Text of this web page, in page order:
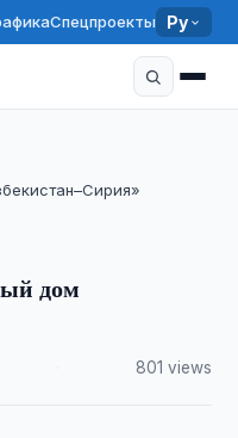
Спецпроекты Ру
дом
801 views